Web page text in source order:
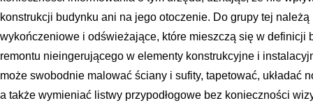
konstrukcji budynku ani na jego otoczenie. Do grupy tej
wykończeniowe i odświeżające, które mieszczą się w definicji
remontu nieingerującego w elementy konstrukcyjne i
może swobodnie malować ściany i sufity, tapetować, układać
a także wymieniać listwy przypodłogowe bez konieczności